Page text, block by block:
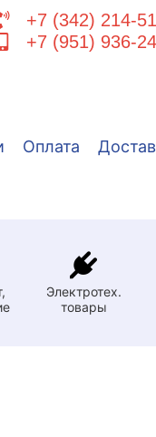
+7 (342) 214-
+7 (951) 936-
Оплата
Электротех.
товары